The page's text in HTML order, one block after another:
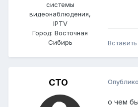
системы
видеонаблюдения,
IPTV
Город: Восточная
Сибирь
CTO
о чем